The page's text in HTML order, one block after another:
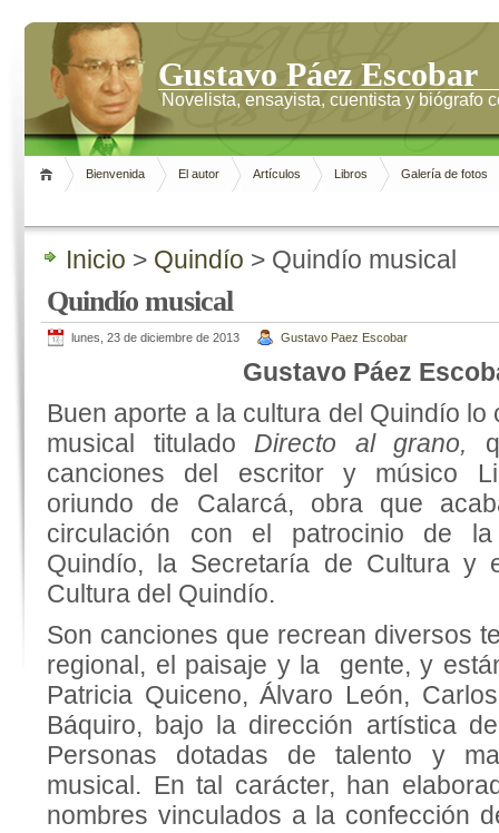
Gustavo Páez Escobar
Novelista, ensayista, cuentista y biógrafo
Bienvenida El autor Artículos Libros Galería de fotos
Inicio > Quindío > Quindío musical
Quindío musical
lunes, 23 de diciembre de 2013 Gustavo Paez Escobar
Gustavo Páez
Buen aporte a la cultura del Quindío lo
musical tituladoDirecto al grano,
canciones del escritor y músico
oriundo de Calarcá, obra que
circulación con el patrocinio de la
Quindío, la Secretaría de Cultura y
Cultura del Quindío.
Son canciones que recrean diversos
regional, el paisaje y la gente, y
Patricia Quiceno, Álvaro León,
Báquiro, bajo la dirección artística
Personas dotadas de talento y
musical. En tal carácter, han
nombres vinculados a la confección